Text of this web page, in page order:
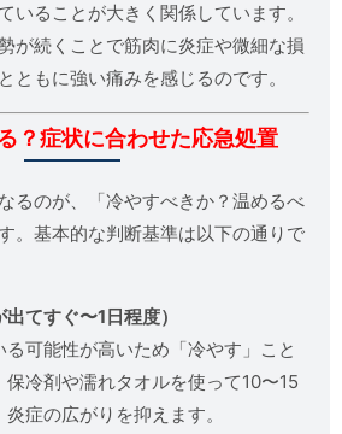
いることが大きく関係しています。
が続くことで筋肉に炎症や微細な損
ともに強い痛みを感じるのです。
？症状に合わせた応急処置
るのが、「冷やすべきか？温めるべ
。基本的な判断基準は以下の通りで
てすぐ〜1日程度）
可能性が高いため「冷やす」こと
保冷剤や濡れタオルを使って10〜15
症の広がりを抑えます。